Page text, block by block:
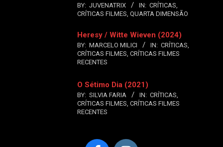
BY: JUVENATRIX IN: CRÍTICAS
CRÍTICAS FILMES QUARTA DIMENSÃO
Heresy / Witte Wieven (2024)
BY: MARCELO MILICI IN: CRÍTICAS
CRÍTICAS FILMES CRÍTICAS FILMES
RECENTES
O Sétimo Dia (2021)
BY: SILVIA FARIA IN: CRÍTICAS
CRÍTICAS FILMES CRÍTICAS FILMES
RECENTES